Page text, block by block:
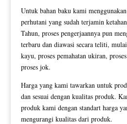
Untuk bahan baku kami
perhutani yang sudah terjamin
Tahun, proses pengerjaannya pun
terbaru dan diawasi secara teliti,
kayu, proses pemahatan ukiran,
proses jok.
Harga yang kami tawarkan untuk
dan sesuai dengan kualitas produk.
produk kami dengan standart harga
mengurangi kualitas dari produk.